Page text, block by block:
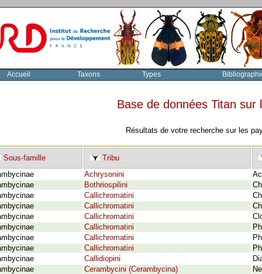
Accueil Taxons Types
Base de données Titan
Résultats de votre recherche sur les
Sous-famille
Tribu
Achrysonini
Bothriospilini
Callichromatini
Callichromatini
Callichromatini
Callichromatini
Callichromatini
Callichromatini
Callidiopini
Cerambycini (Cerambycina)